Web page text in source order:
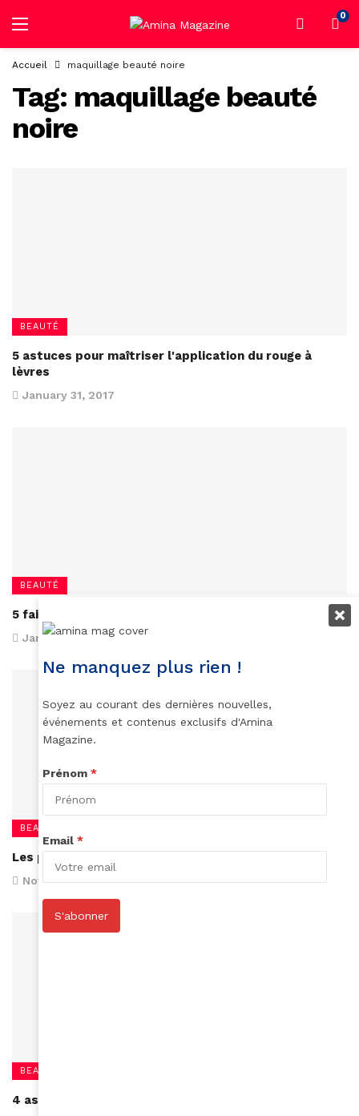
0
Accueil maquillage beauté noire
Tag: maquillage beauté
noire
BEAUTÉ
5 astuces pour maîtriser l'application du rouge à
lèvres
January 31, 2017
BEAUTÉ
5 faits basiques sur le mascara
January 16, 2017
BEAUTÉ
Les pinceaux basiques de maquillage
November 27, 2016
BEAUTÉ
4 astuces beauté avec de la poudre de bébé
Ne manquez plus rien !
Soyez au courant des dernières nouvelles,
événements et contenus exclusifs d'Amina
Magazine.
Prénom *
Email *
S'abonner